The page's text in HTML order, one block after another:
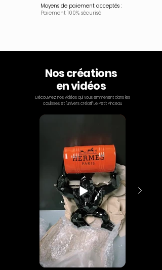
Moyens de paiement acceptés :
Paiement 100% sécurisé
Nos créations
en vidéos
Découvrez nos vidéos qui vous emmènent dans les
coulisses et l'univers créatif Le Petit Pinceau